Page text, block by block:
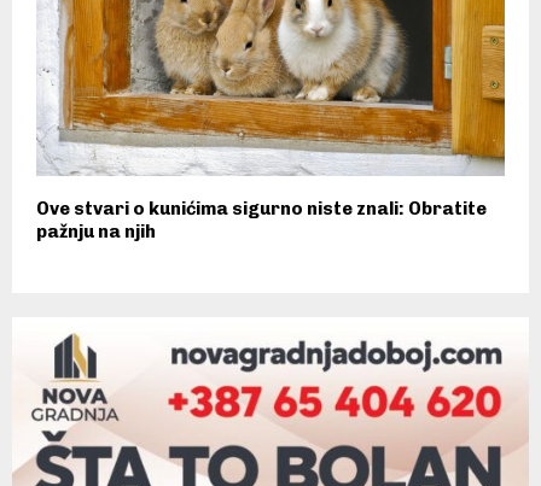
Ove stvari o kunićima sigurno niste znali: Obratite
pažnju na njih